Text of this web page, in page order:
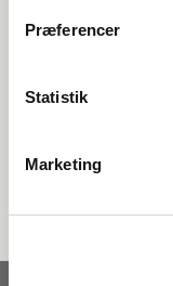
Præferencer
Statistik
Marketing
Genom att anmäla